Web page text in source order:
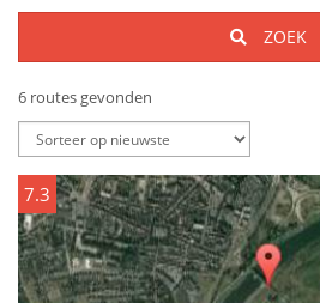
ZOEK
6 routes gevonden
7.3